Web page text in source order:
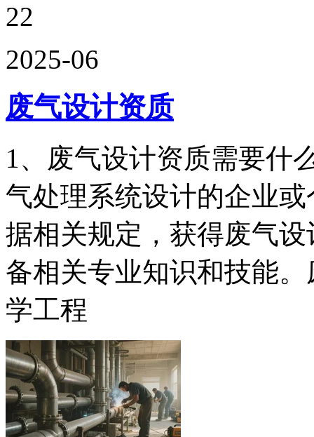
22
2025-06
废气设计资质
1、废气设计资质需要什
气处理系统设计的企业
据相关规定，获得废气
备相关专业知识和技能
学工程